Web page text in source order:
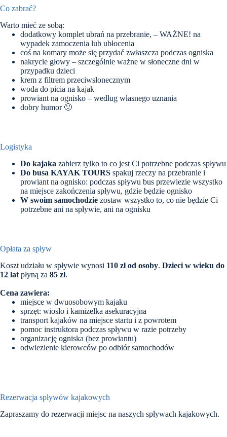
Co zabrać?
Warto mieć ze sobą:
dodatkowy komplet ubrań na przebranie, – WAŻNE! na
wypadek zamoczenia lub ubłocenia
coś na komary może się przydać zwłaszcza podczas ogniska
nakrycie głowy – szczególnie ważne w słoneczne dni w
przypadku dzieci
krem z filtrem przeciwsłonecznym
woda do picia na kajak
prowiant na ognisko – według własnego uznania
dobry humor 🙂
Logistyka
Do kajaka zabierz tylko to co jest Ci potrzebne podczas spływu
Do busa KAYAK TOURS spakuj rzeczy na przebranie i
prowiant na ognisko: podczas spływu bus przewiezie wszystko
na miejsce zakończenia spływu, gdzie będzie ognisko
W swoim samochodzie zostaw wszystko to, co nie będzie Ci
potrzebne ani na spływie, ani na ognisku
Opłata za spływ
Koszt udziału w spływie wynosi 110 zł od osoby. Dzieci w wieku do
12 lat płyną za 85 zł.
Cena zawiera:
miejsce w dwuosobowym kajaku
sprzęt: wiosło i kamizelka asekuracyjna
transport kajaków na miejsce startu i z powrotem
pomoc instruktora podczas spływu w razie potrzeby
organizację ogniska (bez prowiantu)
odwiezienie kierowców po odbiór samochodów
Rezerwacja spływów kajakowych
Zapraszamy do rezerwacji miejsc na naszych spływach kajakowych.